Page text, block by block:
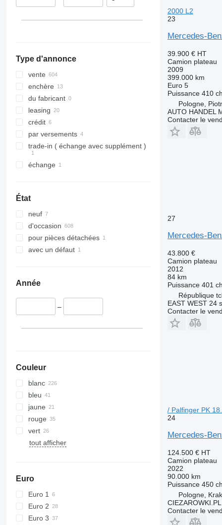
Type d'annonce
vente
enchère
du fabricant
leasing
crédit
par versements
trade-in ( échange avec supplément )
échange
État
neuf
d'occasion
pour pièces détachées
avec un défaut
Année
–
Couleur
blanc
bleu
jaune
rouge
vert
tout afficher
Euro
Euro 1
Euro 2
Euro 3
2000 L2
23
Mercedes-
39.900 € HT
Camion plateau
2009
399.000 km
Euro 5
Puissance 410
Pologne,
AUTO HANDEL
Contacter le
27
Mercedes-
43.800 €
Camion plateau
2012
84 km
Puissance 401
République
EAST WEST 24
Contacter le
/ Palfinger PK
24
Mercedes-
124.500 € HT
Camion plateau
2022
90.000 km
Puissance 450
Pologne,
CIEZAROWKI.PL
Contacter le